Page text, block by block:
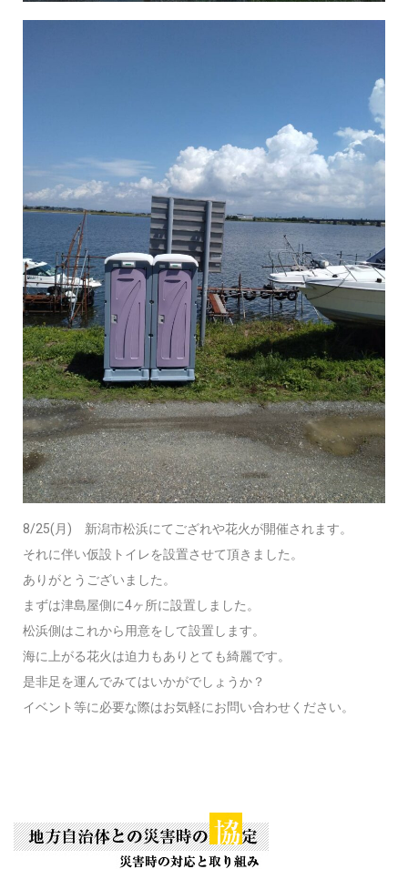
8/25(月) 新潟市松浜にてござれや花火が開催されます。
それに伴い仮設トイレを設置させて頂きました。
ありがとうございました。
まずは津島屋側に4ヶ所に設置しました。
松浜側はこれから用意をして設置します。
海に上がる花火は迫力もありとても綺麗です。
是非足を運んでみてはいかがでしょうか？
イベント等に必要な際はお気軽にお問い合わせください。